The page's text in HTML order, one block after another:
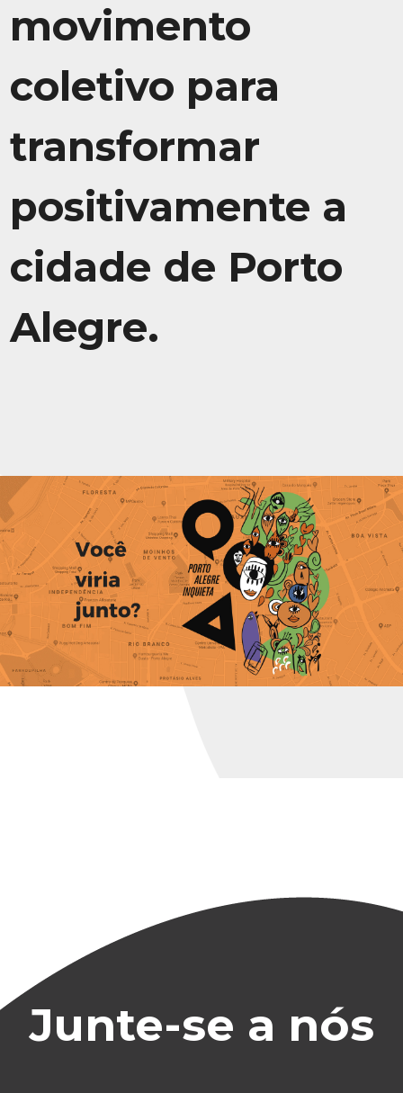
movimento
coletivo para
transformar
positivamente a
cidade de Porto
Alegre.
Junte-se a nós